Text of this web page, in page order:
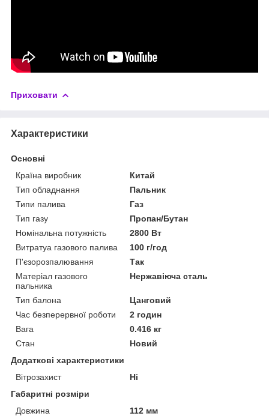
Приховати
Характеристики
Основні
Країна виробник
Китай
Тип обладнання
Пальник
Типи палива
Газ
Тип газу
Пропан/Бутан
Номінальна потужність
2800 Вт
Витратуа газового палива
100 г/год
П'єзорозпалювання
Так
Матеріал газового
пальника
Нержавіюча сталь
Тип балона
Цанговий
Час безперервної роботи
2 годин
Вага
0.416 кг
Стан
Новий
Додаткові характеристики
Вітрозахист
Ні
Габаритні розміри
Довжина
112 мм